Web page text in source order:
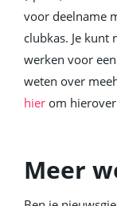
voor deelname
clubkas. Je
werken voor
weten over
hier om
Meer